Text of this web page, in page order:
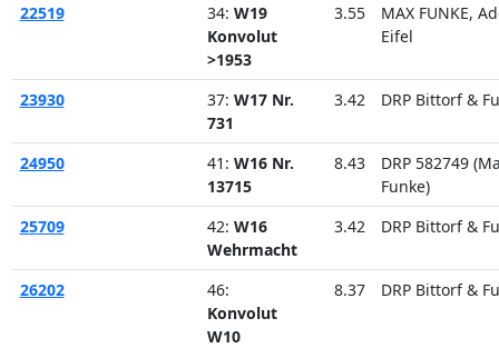
22519
34: W19
Konvolut
>1953
3.55
MAX FUNKE,
Eifel
23930 37: W17 Nr.
731
3.42 DRP Bittorf &
24950 41: W16 Nr.
13715
8.43
DRP 582749
Funke)
25709
42: W16
Wehrmacht
3.42 DRP Bittorf &
26202
46:
Konvolut
W10
8.37 DRP Bittorf &